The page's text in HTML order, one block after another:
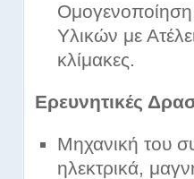
Υλικών με
κλίμακες.
Ερευνητικές
Μηχανική του
ηλεκτρικά,